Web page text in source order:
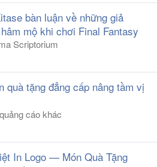
bàn luận về những giả
mộ khi chơi Final Fantasy
Scriptorium
quà tặng đẳng cấp nâng tầm vị
cáo khác
In Logo — Món Quà Tặng